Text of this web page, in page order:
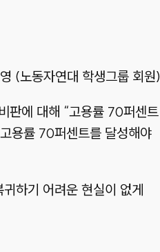
(노동자연대 학생그룹 회원)
판에 대해 “고용률 70퍼센트
용률 70퍼센트를 달성해야
하기 어려운 현실이 없게